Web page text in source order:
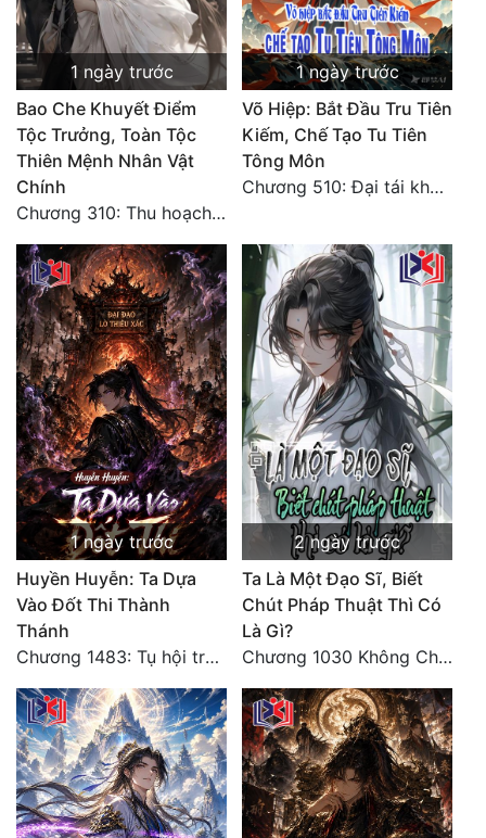
Đẹp
Đẹp Hiệp
Tính Cách Nhân Vật :
Cơ Trí
Sát Phạt Quyết Đoán
Vô Sỉ
Điềm Đạm
1 ngày trước
Bao Che Khuyết Điểm
Tộc Trưởng, Toàn Tộc
Thiên Mệnh Nhân Vật
Chính
Chương 310: Thu hoạch ngoài ý muốn, ưu thế tuyệt đối.
1 ngày trước
Võ Hiệp: Bắt Đầu Tru Tiên
Kiếm, Chế Tạo Tu Tiên
Tông Môn
Chương 510: Đại tái khai màn, quyết đấu khốc liệt
1 ngày trước
Huyền Huyễn: Ta Dựa
Vào Đốt Thi Thành
Thánh
Chương 1483: Tụ hội trước đại chiến
2 ngày trước
Ta Là Một Đạo Sĩ, Biết
Chút Pháp Thuật Thì Có
Là Gì?
Chương 1030 Không Chi Hoàng Nguyên Đại Hư